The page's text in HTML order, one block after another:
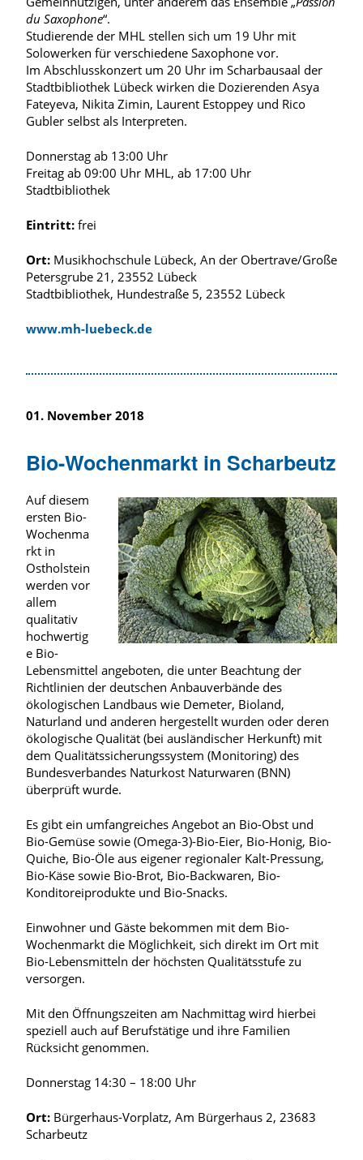
du Saxophone“.
Studierende der MHL stellen sich um 19 Uhr mit
Solowerken für verschiedene Saxophone vor.
Im Abschlusskonzert um 20 Uhr im Scharbausaal der
Stadtbibliothek Lübeck wirken die Dozierenden Asya
Fateyeva, Nikita Zimin, Laurent Estoppey und Rico
Gubler selbst als Interpreten.
Donnerstag ab 13:00 Uhr
Freitag ab 09:00 Uhr MHL, ab 17:00 Uhr
Stadtbibliothek
Eintritt: frei
Ort: Musikhochschule Lübeck, An der Obertrave/Große
Petersgrube 21, 23552 Lübeck
Stadtbibliothek, Hundestraße 5, 23552 Lübeck
www.mh-luebeck.de
01. November 2018
Bio-Wochenmarkt in Scharbeutz
Auf diesem
ersten Bio-
Wochenma
rkt in
Ostholstein
werden vor
allem
qualitativ
hochwertig
e Bio-
Lebensmittel angeboten, die unter Beachtung der
Richtlinien der deutschen Anbauverbände des
ökologischen Landbaus wie Demeter, Bioland,
Naturland und anderen hergestellt wurden oder deren
ökologische Qualität (bei ausländischer Herkunft) mit
dem Qualitätssicherungssystem (Monitoring) des
Bundesverbandes Naturkost Naturwaren (BNN)
überprüft wurde.
Es gibt ein umfangreiches Angebot an Bio-Obst und
Bio-Gemüse sowie (Omega-3)-Bio-Eier, Bio-Honig, Bio-
Quiche, Bio-Öle aus eigener regionaler Kalt-Pressung,
Bio-Käse sowie Bio-Brot, Bio-Backwaren, Bio-
Konditoreiprodukte und Bio-Snacks.
Einwohner und Gäste bekommen mit dem Bio-
Wochenmarkt die Möglichkeit, sich direkt im Ort mit
Bio-Lebensmitteln der höchsten Qualitätsstufe zu
versorgen.
Mit den Öffnungszeiten am Nachmittag wird hierbei
speziell auch auf Berufstätige und ihre Familien
Rücksicht genommen.
Donnerstag 14:30 – 18:00 Uhr
Ort: Bürgerhaus-Vorplatz, Am Bürgerhaus 2, 23683
Scharbeutz